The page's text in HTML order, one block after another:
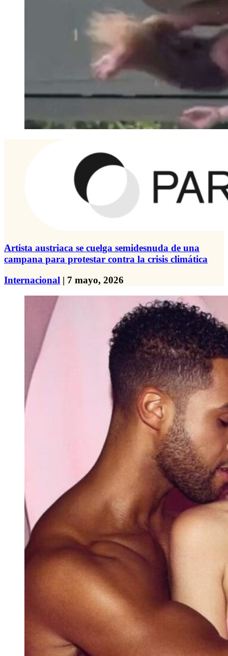
Artista austriaca se cuelga semidesnuda de una
campana para protestar contra la crisis climática
Internacional | 7 mayo, 2026